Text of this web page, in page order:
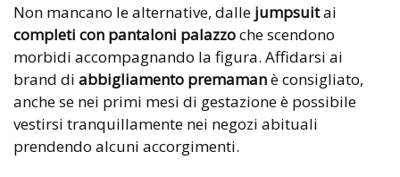
Non mancano le alternative, dalle jumpsuitai
completi con pantaloni palazzoche scendono
morbidi accompagnando la figura. Affidarsi ai
brand di abbigliamento premamanè consigliato,
anche se nei primi mesi di gestazione è possibile
vestirsi tranquillamente nei negozi abituali
prendendo alcuni accorgimenti.